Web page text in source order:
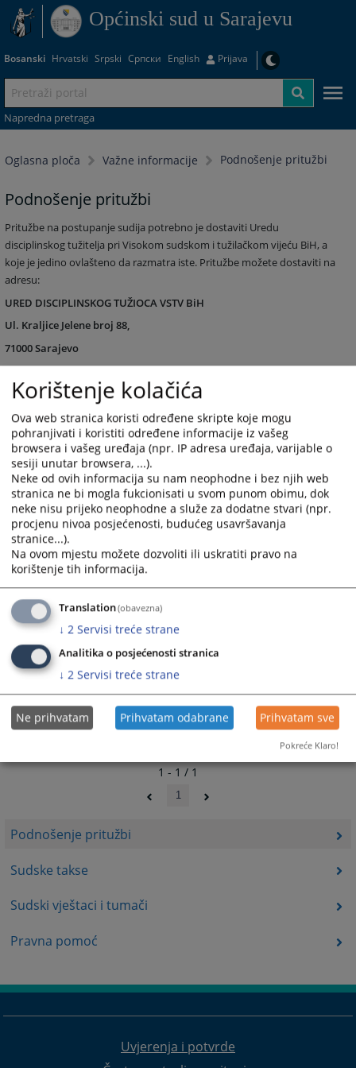
Općinski sud u Sarajevu
Bosanski Hrvatski Srpski Српски English Prijava
Napredna pretraga
Oglasna ploča Važne informacije Podnošenje pritužbi
Podnošenje pritužbi
Sudske takse
Sudski vještaci i tumači
Pravna pomoć
Podnošenje pritužbi
Pritužbe na postupanje sudija potrebno je dostaviti Uredu
disciplinskog tužitelja pri Visokom sudskom i tužilačkom vijeću BiH, a
koje je jedino ovlašteno da razmatra iste. Pritužbe možete dostaviti na
adresu:
URED DISCIPLINSKOG TUŽIOCA VSTV BiH
Ul. Kraljice Jelene broj 88,
71000 Sarajevo
uposlenika suda, stranke mogu dostaviti sudu putem
info@oss.ba
ili lično ostaviti u sandučić koji se nalazi u šalter-
sali suda (prizemlje) i na II spratu ispred kancelarije broj 235.
14831
1 - 1 / 1
1
Uvjerenja i potvrde
Korištenje kolačića
Ova web stranica koristi određene skripte koje mogu
pohranjivati i koristiti određene informacije iz vašeg
browsera i vašeg uređaja (npr. IP adresa uređaja, varijable o
sesiji unutar browsera, ...).
Neke od ovih informacija su nam neophodne i bez njih web
stranica ne bi mogla fukcionisati u svom punom obimu, dok
neke nisu prijeko neophodne a služe za dodatne stvari (npr.
procjenu nivoa posjećenosti, budućeg usavršavanja
stranice...).
Na ovom mjestu možete dozvoliti ili uskratiti pravo na
korištenje tih informacija.
Translation(obavezna)
↓ 2 Servisi treće strane
Analitika o posjećenosti stranica
↓ 2 Servisi treće strane
Ne prihvatam Prihvatam odabrane Prihvatam sve
Pokreće Klaro!